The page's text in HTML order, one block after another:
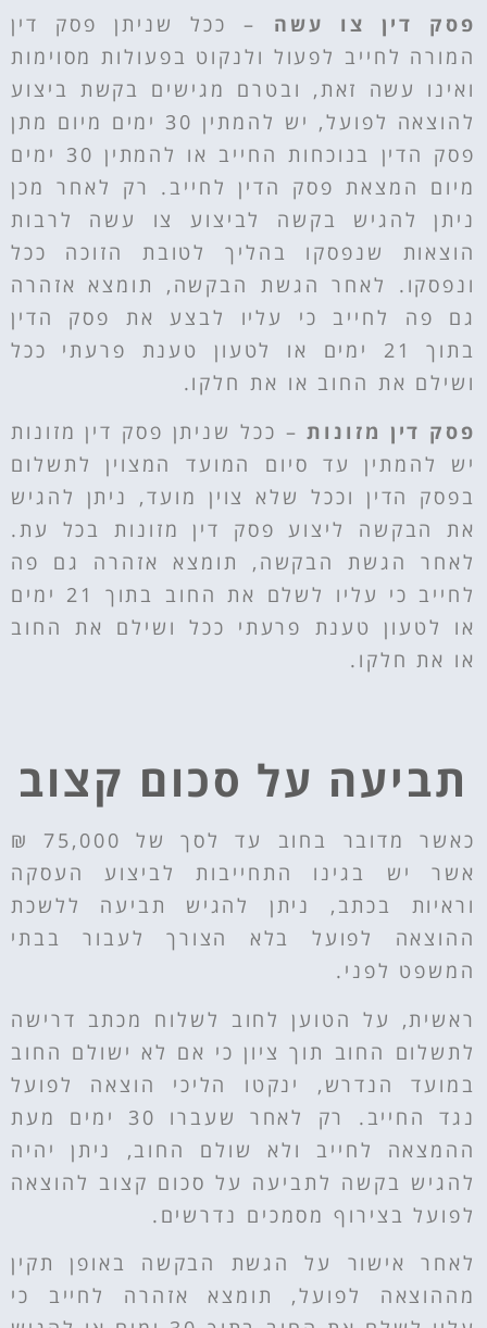
פסק דין צו עשה –ככל שניתן פסק דין
המורה לחייב לפעול ולנקוט בפעולות מסוימות
ואינו עשה זאת, ובטרם מגישים בקשת ביצוע
להוצאה לפועל, יש להמתין 30 ימים מיום מתן
פסק הדין בנוכחות החייב או להמתין 30 ימים
מיום המצאת פסק הדין לחייב. רק לאחר מכן
ניתן להגיש בקשה לביצוע צו עשה לרבות
הוצאות שנפסקו בהליך לטובת הזוכה ככל
ונפסקו. לאחר הגשת הבקשה, תומצא אזהרה
גם פה לחייב כי עליו לבצע את פסק הדין
בתוך 21 ימים או לטעון טענת פרעתי ככל
ושילם את החוב או את חלקו.
פסק דין מזונות– ככל שניתן פסק דין מזונות
יש להמתין עד סיום המועד המצוין לתשלום
בפסק הדין וככל שלא צוין מועד, ניתן להגיש
את הבקשה ליצוע פסק דין מזונות בכל עת.
לאחר הגשת הבקשה, תומצא אזהרה גם פה
לחייב כי עליו לשלם את החוב בתוך 21 ימים
או לטעון טענת פרעתי ככל ושילם את החוב
או את חלקו.
תביעה על סכום קצוב
כאשר מדובר בחוב עד לסך של 75,000 ₪
אשר יש בגינו התחייבות לביצוע העסקה
וראיות בכתב, ניתן להגיש תביעה ללשכת
ההוצאה לפועל בלא הצורך לעבור בבתי
המשפט לפני.
ראשית, על הטוען לחוב לשלוח מכתב דרישה
לתשלום החוב תוך ציון כי אם לא ישולם החוב
במועד הנדרש, ינקטו הליכי הוצאה לפועל
נגד החייב. רק לאחר שעברו 30 ימים מעת
ההמצאה לחייב ולא שולם החוב, ניתן יהיה
להגיש בקשה לתביעה על סכום קצוב להוצאה
לפועל בצירוף מסמכים נדרשים.
לאחר אישור על הגשת הבקשה באופן תקין
מההוצאה לפועל, תומצא אזהרה לחייב כי